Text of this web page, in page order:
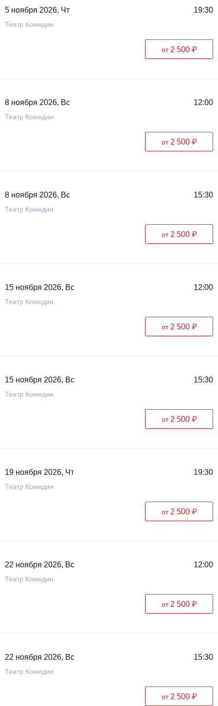
5 ноября 2026, Чт 19:30
Театр Комедии.
от 2 500 ₽
8 ноября 2026, Вс 12:00
Театр Комедии.
от 2 500 ₽
8 ноября 2026, Вс 15:30
Театр Комедии.
от 2 500 ₽
15 ноября 2026, Вс 12:00
Театр Комедии.
от 2 500 ₽
15 ноября 2026, Вс 15:30
Театр Комедии.
от 2 500 ₽
19 ноября 2026, Чт 19:30
Театр Комедии.
от 2 500 ₽
22 ноября 2026, Вс 12:00
Театр Комедии.
от 2 500 ₽
22 ноября 2026, Вс 15:30
Театр Комедии.
от 2 500 ₽